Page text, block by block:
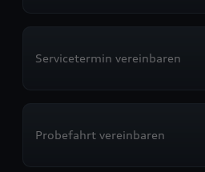
Servicetermin vereinbaren
Probefahrt vereinbaren